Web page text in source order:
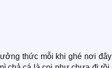
thức mỗi khi ghé nơi đây